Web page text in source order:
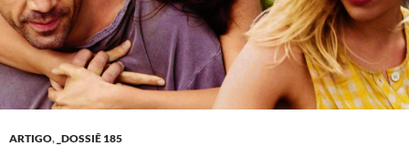
ARTIGO, _DOSSIÊ 185